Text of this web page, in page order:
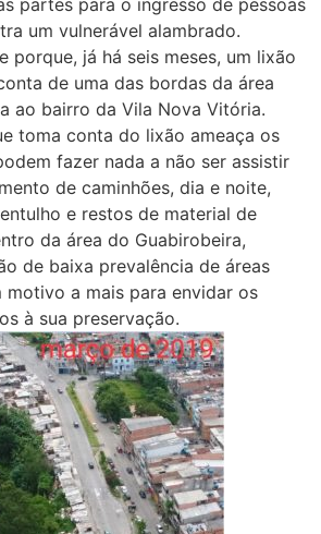
partes para o ingresso de pessoas
um vulnerável alambrado.
porque, já há seis meses, um lixão
de uma das bordas da área
ao bairro da Vila Nova Vitória.
toma conta do lixão ameaça os
fazer nada a não ser assistir
de caminhões, dia e noite,
e restos de material de
da área do Guabirobeira,
de baixa prevalência de áreas
motivo a mais para envidar os
à sua preservação.